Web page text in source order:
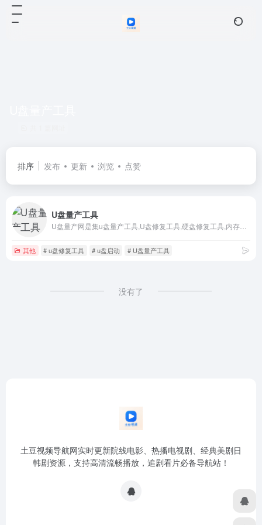
排序 发布 更新 浏览 点赞
U盘量产工具
其他 # u盘修复工具 # u盘启动 # U盘量产工具
没有了
土豆视频导航网实时更新院线电影、热播电视剧、经典美剧日
韩剧资源，支持高清流畅播放，追剧看片必备导航站！